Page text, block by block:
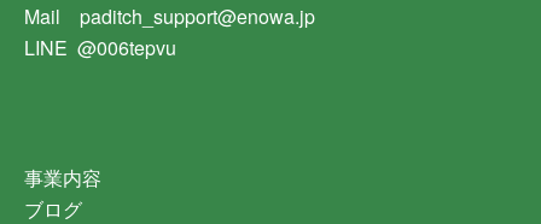
Mail paditch_support@enowa.jp
LINE @006tepvu
事業内容
ブログ